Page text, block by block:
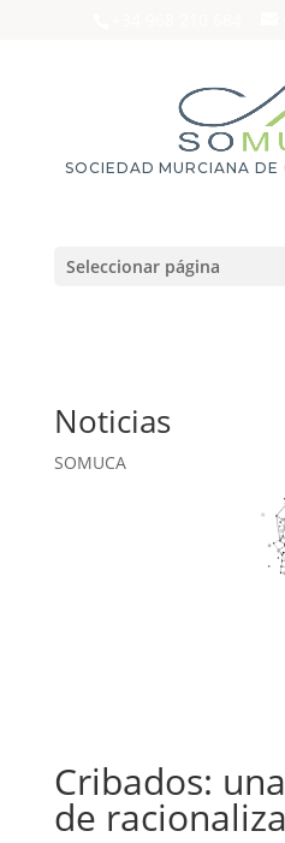
SOCIEDAD MURCIANA
Seleccionar página
Noticias
SOMUCA
Cribados:
de